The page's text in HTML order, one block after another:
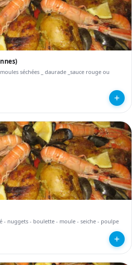
séchées _ daurade _sauce rouge ou
- nuggets - boulette - moule - seiche - poulpe